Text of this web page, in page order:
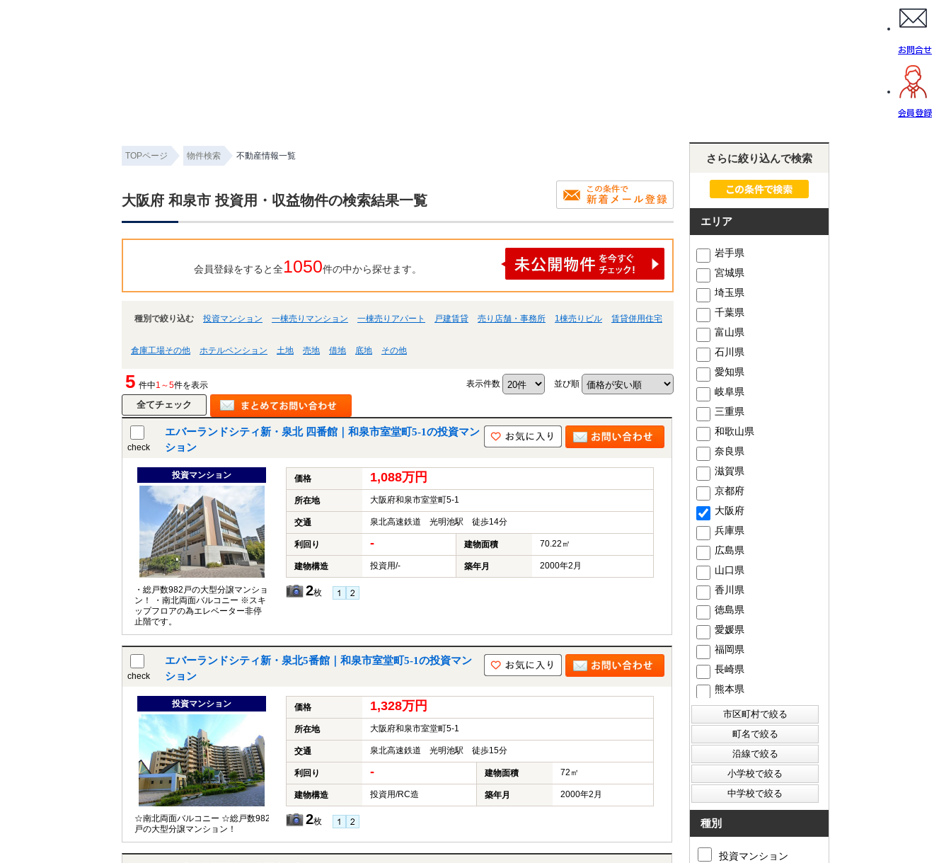
お問合せ
会員登録
TOPページ 物件検索 不動産情報一覧
大阪府 和泉市 投資用・収益物件の検索結果一覧
会員登録をすると全1050件の中から探せます。
種別で絞り込む 投資マンション 一棟売りマンション 一棟売りアパート 戸建賃貸 売り店舗・事務所 1棟売りビル 賃貸併用住宅
倉庫工場その他 ホテルペンション 土地 売地 借地 底地 その他
5 件中1～5件を表示 表示件数 並び順
check
エバーランドシティ新・泉北 四番館｜和泉市室堂町5-1の投資マン
ション
投資マンション
・総戸数982戸の大型分譲マンショ
ン！ ・南北両面バルコニー ※スキ
ップフロアの為エレベーター非停
止階です。
価格 1,088万円
所在地 大阪府和泉市室堂町5-1
交通 泉北高速鉄道 光明池駅 徒歩14分
利回り - 建物面積 70.22㎡
建物構造 投資用/- 築年月 2000年2月
2枚
check
エバーランドシティ新・泉北5番館｜和泉市室堂町5-1の投資マン
ション
投資マンション
☆南北両面バルコニー ☆総戸数982
戸の大型分譲マンション！
価格 1,328万円
所在地 大阪府和泉市室堂町5-1
交通 泉北高速鉄道 光明池駅 徒歩15分
利回り - 建物面積 72㎡
建物構造 投資用/RC造 築年月 2000年2月
2枚
さらに絞り込んで検索
エリア
岩手県
宮城県
埼玉県
千葉県
富山県
石川県
愛知県
岐阜県
三重県
和歌山県
奈良県
滋賀県
京都府
大阪府
兵庫県
広島県
山口県
香川県
徳島県
愛媛県
福岡県
長崎県
熊本県
種別
投資マンション